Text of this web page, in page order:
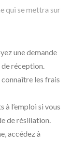
qui se mettra sur
une demande
réception.
les frais
l’emploi si vous
de résiliation.
accédez à